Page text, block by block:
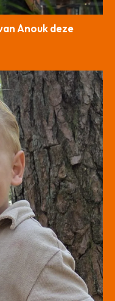
Anouk deze